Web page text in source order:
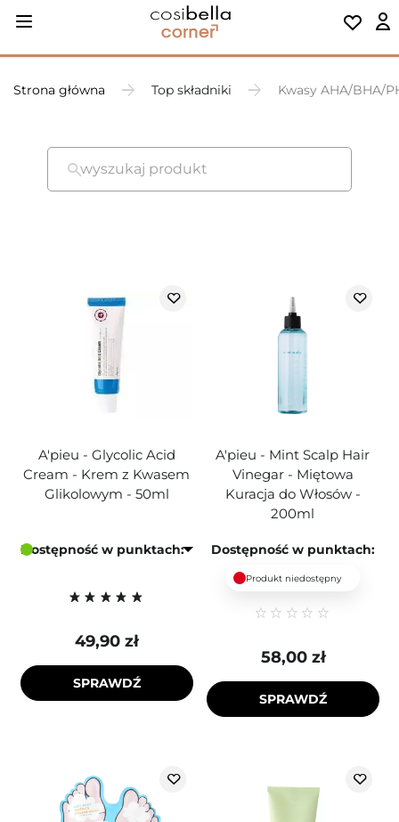
Strona główna Top składniki Kwasy AHA/BHA/
wyszukaj produkt
A'pieu - Glycolic Acid
Cream - Krem z Kwasem
Glikolowym - 50ml
Dostępność w punktach:
49,90 zł
SPRAWDŹ
A'pieu - Mint Scalp Hair
Vinegar - Miętowa
Kuracja do Włosów -
200ml
Dostępność w punktach:
Produkt niedostępny
58,00 zł
SPRAWDŹ